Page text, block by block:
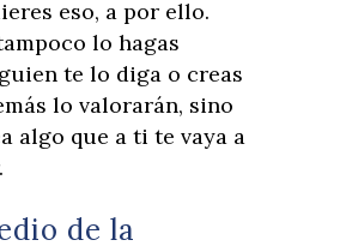
eso, a por ello.
lo hagas
te lo diga o creas
lo valorarán, sino
algo que a ti te vaya a
de la